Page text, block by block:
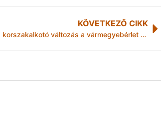
KÖVETKEZŐ CIKK
MÁV-Volánbusz: korszakalkotó változás a vármegyebérlet és az országbérlet bevezetése